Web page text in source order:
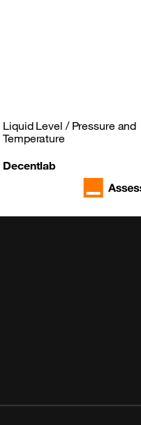
Liquid Level / Pressure and
Temperature
Decentlab